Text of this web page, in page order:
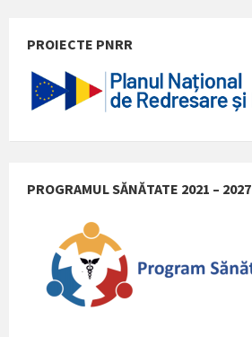
PROIECTE PNRR
PROGRAMUL SĂNĂTATE 2021 – 2027